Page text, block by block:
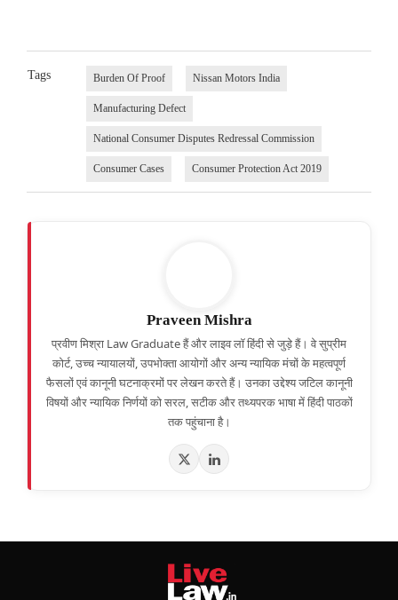
Tags Burden Of Proof Nissan Motors India
Manufacturing Defect
National Consumer Disputes Redressal Commission
Consumer Cases Consumer Protection Act 2019
Praveen Mishra
प्रवीण मिश्रा Law Graduate हैं और लाइव लॉ हिंदी से जुड़े हैं। वे सुप्रीम
कोर्ट, उच्च न्यायालयों, उपभोक्ता आयोगों और अन्य न्यायिक मंचों के महत्वपूर्ण
फैसलों एवं कानूनी घटनाक्रमों पर लेखन करते हैं। उनका उद्देश्य जटिल कानूनी
विषयों और न्यायिक निर्णयों को सरल, सटीक और तथ्यपरक भाषा में हिंदी पाठकों
तक पहुंचाना है।